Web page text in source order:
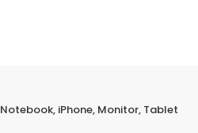
Notebook, iPhone, Monitor, Tablet